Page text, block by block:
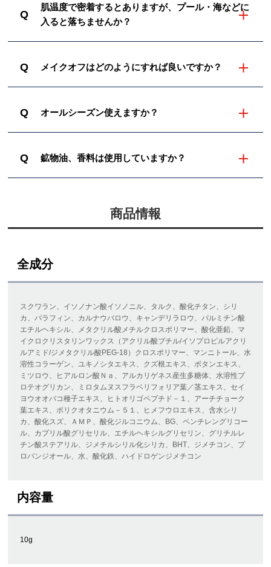
Q
肌温度で密着するとありますが、プール・海などに
入ると落ちませんか？
Q メイクオフはどのようにすれば良いですか？
Q オールシーズン使えますか？
Q 鉱物油、香料は使用していますか？
商品情報
全成分
スクワラン、イソノナン酸イソノニル、タルク、酸化チタン、シリ
カ、パラフィン、カルナウバロウ、キャンデリラロウ、パルミチン酸
エチルヘキシル、メタクリル酸メチルクロスポリマー、酸化亜鉛、マ
イクロクリスタリンワックス（アクリル酸ブチル/イソプロピルアクリ
ルアミド/ジメタクリル酸PEG-18）クロスポリマー、マンニトール、水
溶性コラーゲン、ユキノシタエキス、クズ根エキス、ボタンエキス、
ミツロウ、ヒアルロン酸Ｎａ、アルカリゲネス産生多糖体、水溶性プ
ロテオグリカン、ミロタムヌスフラベリフォリア葉／茎エキス、セイ
ヨウオオバコ種子エキス、ヒトオリゴペプチド－１、アーチチョーク
葉エキス、ポリクオタニウム－５１、ヒメフウロエキス、含水シリ
カ、酸化スズ、ＡＭＰ、酸化ジルコニウム、BG、ペンチレングリコー
ル、カプリル酸グリセリル、エチルヘキシルグリセリン、グリチルレ
チン酸ステアリル、ジメチルシリル化シリカ、BHT、ジメチコン、プ
ロパンジオール、水、酸化鉄、ハイドロゲンジメチコン
内容量
10g